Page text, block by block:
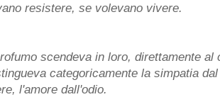
resistere, se volevano vivere.
scendeva in loro, direttamente al
categoricamente la simpatia
l'amore dall'odio.